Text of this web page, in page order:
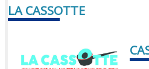
LA CASSOTTE